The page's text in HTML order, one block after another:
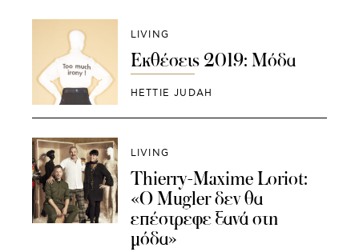
LIVING
Εκθέσεις 2019: Μόδα
HETTIE JUDAH
LIVING
Thierry-Maxime Loriot:
«O Mugler δεν θα
επέστρεφε ξανά στη
μόδα»